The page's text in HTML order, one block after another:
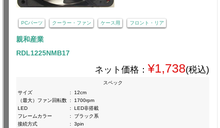
PCパーツ クーラー・ファン ケース用 フロント・リア
親和産業
RDL1225NMB17
ネット価格： ¥1,738(税込)
スペック
サイズ
:
12cm
（最大）ファン回転数 :
1700rpm
LED
:
LED非搭載
フレームカラー
:
ブラック系
接続方式
:
3pin